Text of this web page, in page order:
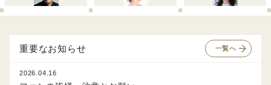
重要なお知らせ 一覧へ
2026.04.16